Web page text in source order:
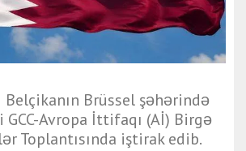
Brüssel şəhərində
Avropa İttifaqı (Aİ) Birgə
Toplantısında iştirak edib.